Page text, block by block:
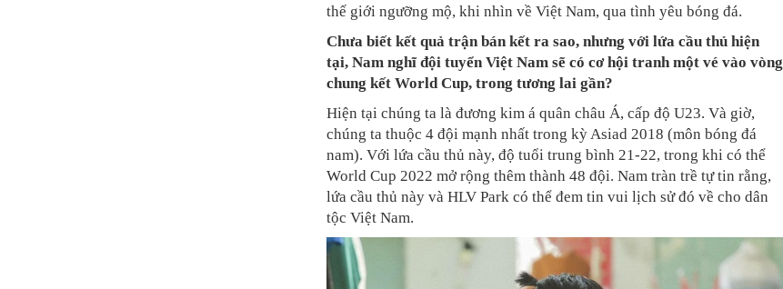
thế giới ngưỡng mộ, khi nhìn về Việt Nam, qua tình yêu bóng đá.
Chưa biết kết quả trận bán kết ra sao, nhưng với lứa cầu thủ hiện
tại, Nam nghĩ đội tuyển Việt Nam sẽ có cơ hội tranh một vé vào vòng
chung kết World Cup, trong tương lai gần?
Hiện tại chúng ta là đương kim á quân châu Á, cấp độ U23. Và giờ,
chúng ta thuộc 4 đội mạnh nhất trong kỳ Asiad 2018 (môn bóng đá
nam). Với lứa cầu thủ này, độ tuổi trung bình 21-22, trong khi có thể
World Cup 2022 mở rộng thêm thành 48 đội. Nam tràn trề tự tin rằng,
lứa cầu thủ này và HLV Park có thể đem tin vui lịch sử đó về cho dân
tộc Việt Nam.